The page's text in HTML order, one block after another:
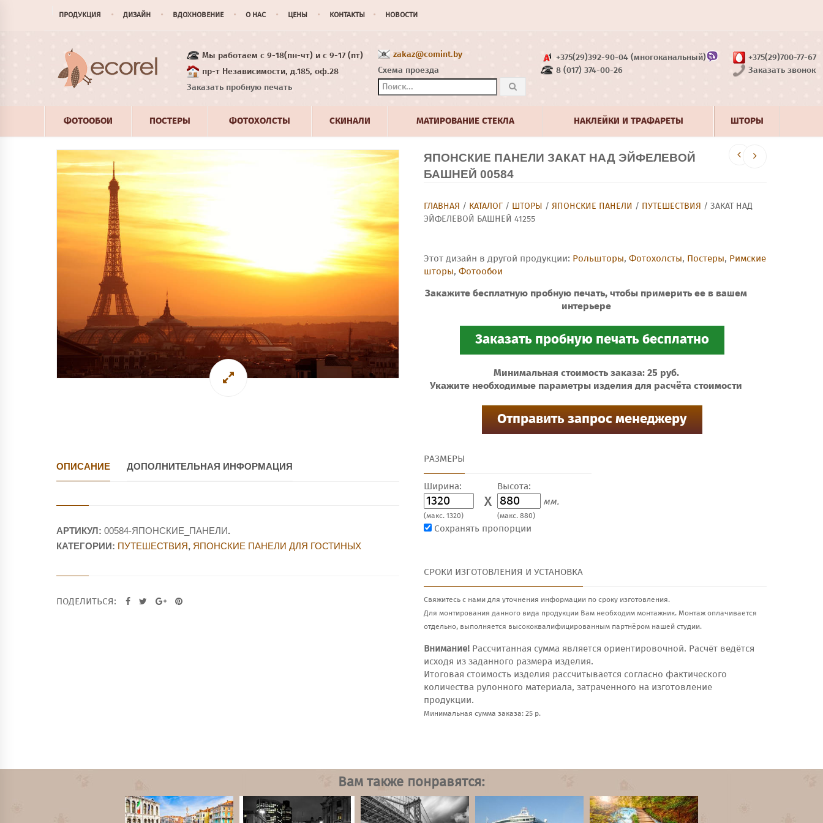
ПРОДУКЦИЯ ДИЗАЙН ВДОХНОВЕНИЕ О НАС ЦЕНЫ КОНТАКТЫ НОВОСТИ
Мы работаем с 9-18(пн-чт) и с 9-17 (пт)
пр-т Независимости, д.185, оф.28
Заказать пробную печать
zakaz@comint.by
Схема проезда
+375(29)392-90-04 (многоканальный)
8 (017) 374-00-26
+375(29)700-77-67
Заказать звонок
ФОТООБОИ ПОСТЕРЫ ФОТОХОЛСТЫ СКИНАЛИ МАТИРОВАНИЕ СТЕКЛА НАКЛЕЙКИ И ТРАФАРЕТЫ ШТОРЫ
ЯПОНСКИЕ ПАНЕЛИ ЗАКАТ НАД ЭЙФЕЛЕВОЙ
БАШНЕЙ 00584
ГЛАВНАЯ / КАТАЛОГ / ШТОРЫ / ЯПОНСКИЕ ПАНЕЛИ / ПУТЕШЕСТВИЯ / ЗАКАТ НАД
ЭЙФЕЛЕВОЙ БАШНЕЙ 41255
Этот дизайн в другой продукции: Рольшторы, Фотохолсты, Постеры, Римские
шторы, Фотообои
Закажите бесплатную пробную печать, чтобы примерить ее в вашем
интерьере
Минимальная стоимость заказа: 25 руб.
Укажите необходимые параметры изделия для расчёта стоимости
РАЗМЕРЫ
Ширина:
X
(макс. 1320)
Высота:
мм.
(макс. 880)
Сохранять пропорции
СРОКИ ИЗГОТОВЛЕНИЯ И УСТАНОВКА
Свяжитесь с нами для уточнения информации по сроку изготовления.
Для монтирования данного вида продукции Вам необходим монтажник. Монтаж оплачивается
отдельно, выполняется высококвалифицированным партнёром нашей студии.
Внимание! Рассчитанная сумма является ориентировочной. Расчёт ведётся
исходя из заданного размера изделия.
Итоговая стоимость изделия рассчитывается согласно фактического
количества рулонного материала, затраченного на изготовление
продукции.
Минимальная сумма заказа: 25 р.
ОПИСАНИЕ ДОПОЛНИТЕЛЬНАЯ ИНФОРМАЦИЯ
АРТИКУЛ: 00584-ЯПОНСКИЕ_ПАНЕЛИ.
КАТЕГОРИИ: ПУТЕШЕСТВИЯ, ЯПОНСКИЕ ПАНЕЛИ ДЛЯ ГОСТИНЫХ
ПОДЕЛИТЬСЯ:
Вам также понравятся: